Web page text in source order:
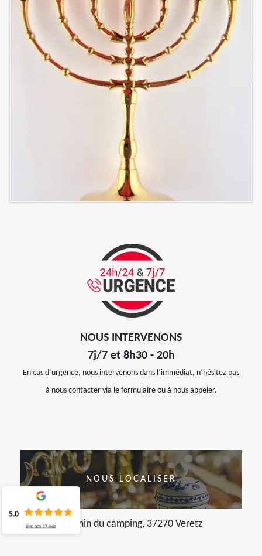
NOUS INTERVENONS
7j/7 et 8h30 - 20h
En cas d’urgence, nous intervenons dans l’immédiat, n’hésitez pas
à nous contacter via le formulaire ou à nous appeler.
NOUS LOCALISER
chemin du camping, 37270 Veretz
5.0
Lire nos 17 avis